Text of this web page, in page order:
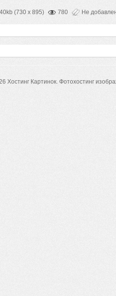
(730 x 895) 780 Не
Хостинг Картинок. Фотохостинг